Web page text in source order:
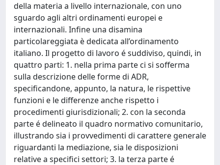
della materia a livello internazionale, con uno
sguardo agli altri ordinamenti europei e
internazionali. Infine una disamina
particolareggiata è dedicata all’ordinamento
italiano. Il progetto di lavoro é suddiviso, quindi, in
quattro parti: 1. nella prima parte ci si sofferma
sulla descrizione delle forme di ADR,
specificandone, appunto, la natura, le rispettive
funzioni e le differenze anche rispetto i
procedimenti giurisdizionali; 2. con la seconda
parte é delineato il quadro normativo comunitario,
illustrando sia i provvedimenti di carattere generale
riguardanti la mediazione, sia le disposizioni
relative a specifici settori; 3. la terza parte é